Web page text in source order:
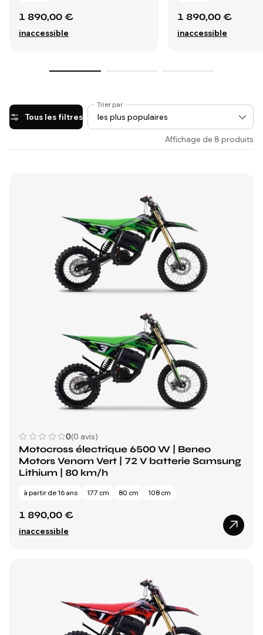
1 890,00 €
inaccessible
1 890,00 €
inaccessible
Tous les filtres
Trier par
Affichage de 8 produits
0(0 avis)
Motocross électrique 6500 W | Beneo
Motors Venom Vert | 72 V batterie Samsung
Lithium | 80 km/h
à partir de 16 ans 177 cm 80 cm 108 cm
1 890,00 €
inaccessible